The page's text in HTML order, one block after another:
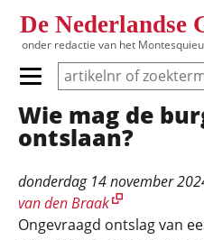
De Nederlandse
onder redactie van het
Primair menu tonen/
Hoofdnavigatie
Wie mag de
ontslaan?
donderdag 14 november
van den Braak
Ongevraagd ontslag van